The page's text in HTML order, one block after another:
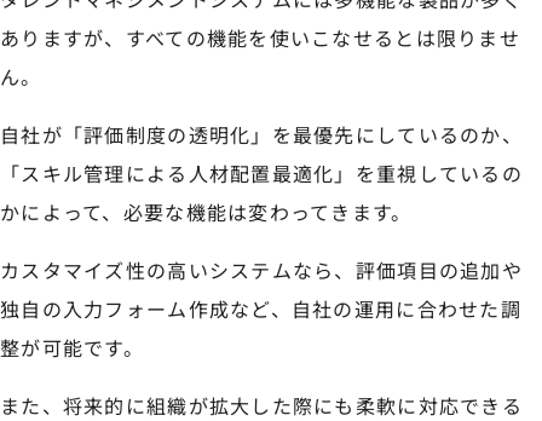
ありますが、すべての機能を使いこなせるとは限りませ
ん。
自社が「評価制度の透明化」を最優先にしているのか、
「スキル管理による人材配置最適化」を重視しているの
かによって、必要な機能は変わってきます。
カスタマイズ性の高いシステムなら、評価項目の追加や
独自の入力フォーム作成など、自社の運用に合わせた調
整が可能です。
また、将来的に組織が拡大した際にも柔軟に対応できる